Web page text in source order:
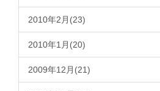
2010年2月(23)
2010年1月(20)
2009年12月(21)